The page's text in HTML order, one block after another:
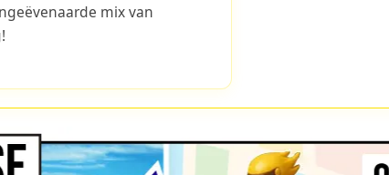
mix van